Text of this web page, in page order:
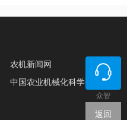
众智
返回
农机新闻网
中国农业机械化科学研究院